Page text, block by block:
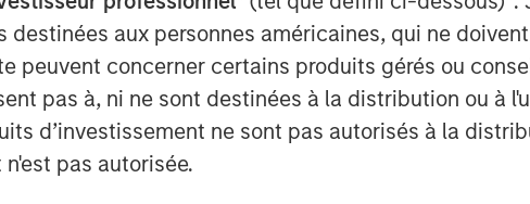
destinées aux personnes américaines, qui ne
peuvent concerner certains produits gérés ou
pas à, ni ne sont destinées à la distribution ou à
d’investissement ne sont pas autorisés à la
pas autorisée.
America’s largest power market. MSIP
combined cycle power plant in 2017 and has
its power asset management platform
MSIP’s investment in Bayonne Energy